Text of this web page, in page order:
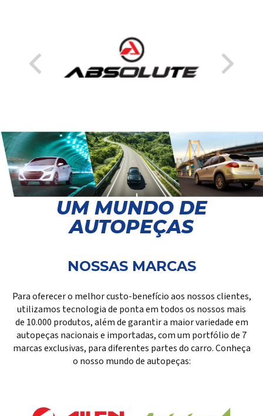
UM MUNDO DE
AUTOPEÇAS
NOSSAS MARCAS
Para oferecer o melhor custo-benefício aos nossos clientes,
utilizamos tecnologia de ponta em todos os nossos mais
de 10.000 produtos, além de garantir a maior variedade em
autopeças nacionais e importadas, com um portfólio de 7
marcas exclusivas, para diferentes partes do carro. Conheça
o nosso mundo de autopeças: